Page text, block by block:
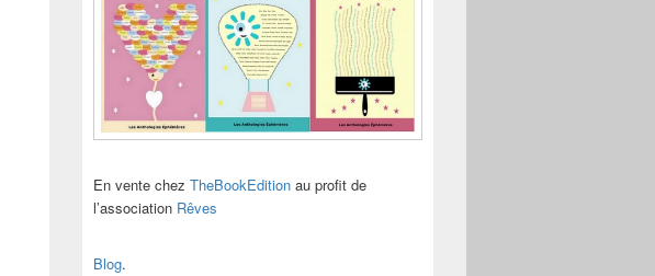
En vente chez TheBookEdition au profit de
l’association Rêves
Blog.